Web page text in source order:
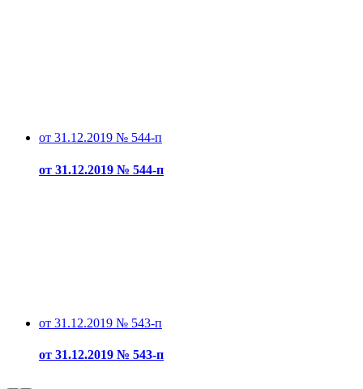
от 31.12.2019 № 544-п
от 31.12.2019 № 544-п
от 31.12.2019 № 543-п
от 31.12.2019 № 543-п